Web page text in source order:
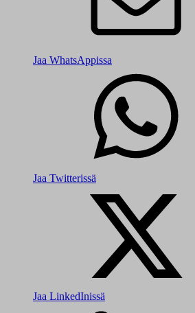
Jaa WhatsAppissa
Jaa Twitterissä
Jaa LinkedInissä